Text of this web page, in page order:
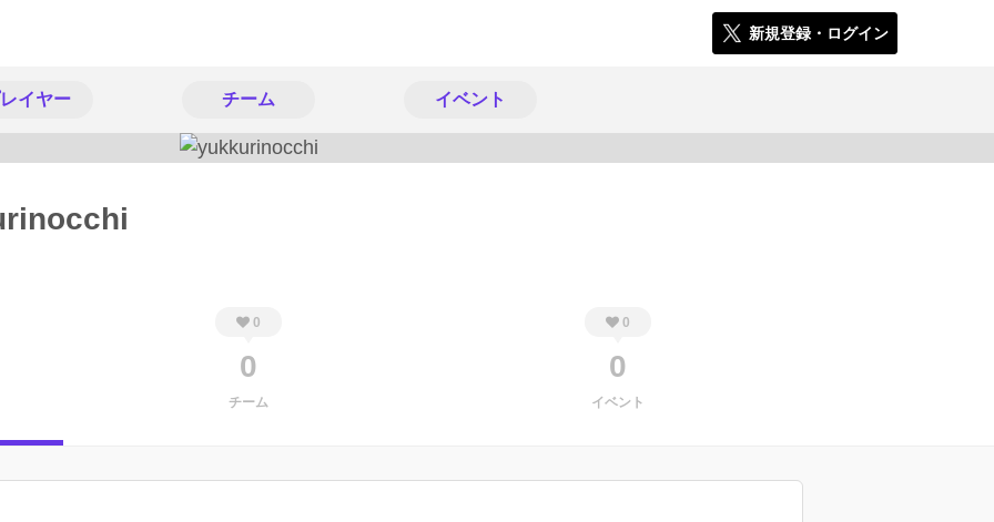
新規登録・ログイン
イヤー チーム イベント
0
0
チーム
0
0
イベント